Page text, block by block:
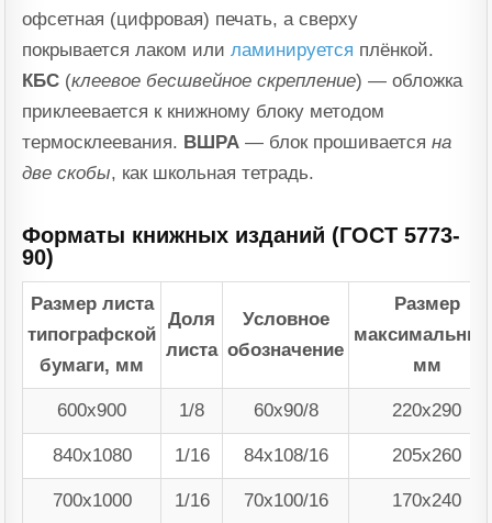
офсетная (цифровая) печать, а сверху
покрывается лаком илиламинируется плёнкой.
КБС (клеевое бесшвейное скрепление) — обложка
приклеевается к книжному блоку методом
термосклеевания. ВШРА — блок прошиваетсяна
две скобы, как школьная тетрадь.
Форматы книжных изданий (ГОСТ 5773-
90)
Размер листа
типографской
бумаги, мм
Доля
листа
Условное
обозначение
Размер
мм
600х900 1/8 60х90/8 220х290
840х1080 1/16 84х108/16 205х260
700х1000 1/16 70х100/16 170х240